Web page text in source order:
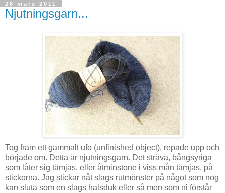
26 mars 2011
Njutningsgarn...
Tog fram ett gammalt ufo (unfinished object), repade upp och
började om. Detta är njutningsgarn. Det sträva, bångsyriga
som låter sig tämjas, eller åtminstone i viss mån tämjas, på
stickorna. Jag stickar nåt slags rutmönster på något som nog
kan sluta som en slags halsduk eller så men som ni förstår